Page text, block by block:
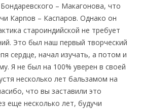
– Макагонова, что
Карпов – Каспаров. Однако он
староиндийской не требует
Это был наш первый творческий
сердце, начал изучать, а потом и
Я не был на 100% уверен в своей
несколько лет бальзамом на
что вы заставили это
еще несколько лет, будучи